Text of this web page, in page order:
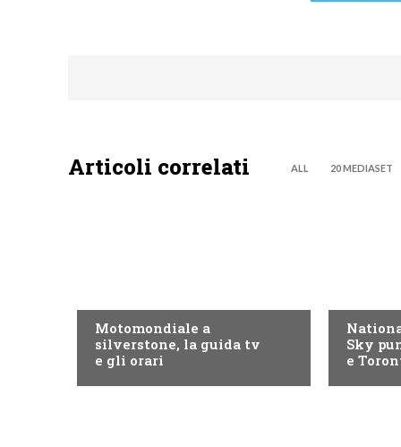
Articoli correlati ALL 20 MEDIASET
Motomondiale a
silverstone, la guida tv
e gli orari
Sky
e